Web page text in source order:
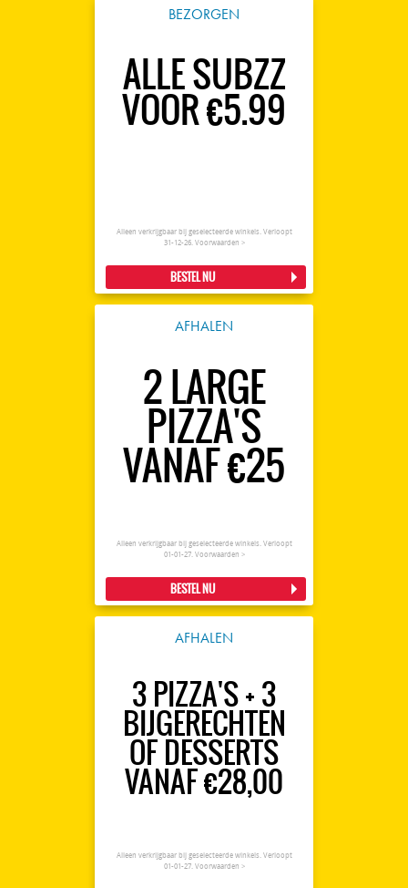
BEZORGEN
ALLE SUBZZ
VOOR €5.99
Alleen verkrijgbaar bij geselecteerde winkels. Verloopt
31-12-26. Voorwaarden >
BESTEL NU
AFHALEN
2 LARGE
PIZZA'S
VANAF €25
Alleen verkrijgbaar bij geselecteerde winkels. Verloopt
01-01-27. Voorwaarden >
BESTEL NU
AFHALEN
3 PIZZA'S + 3
BIJGERECHTEN
OF DESSERTS
VANAF €28,00
Alleen verkrijgbaar bij geselecteerde winkels. Verloopt
01-01-27. Voorwaarden >